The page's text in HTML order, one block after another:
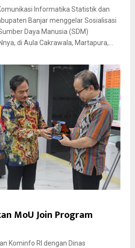
Informatika Statistik dan
Banjar menggelar Sosialisasi
Daya Manusia (SDM)
di Aula Cakrawala, Martapura,...
MoU Join Program
Kominfo RI dengan Dinas